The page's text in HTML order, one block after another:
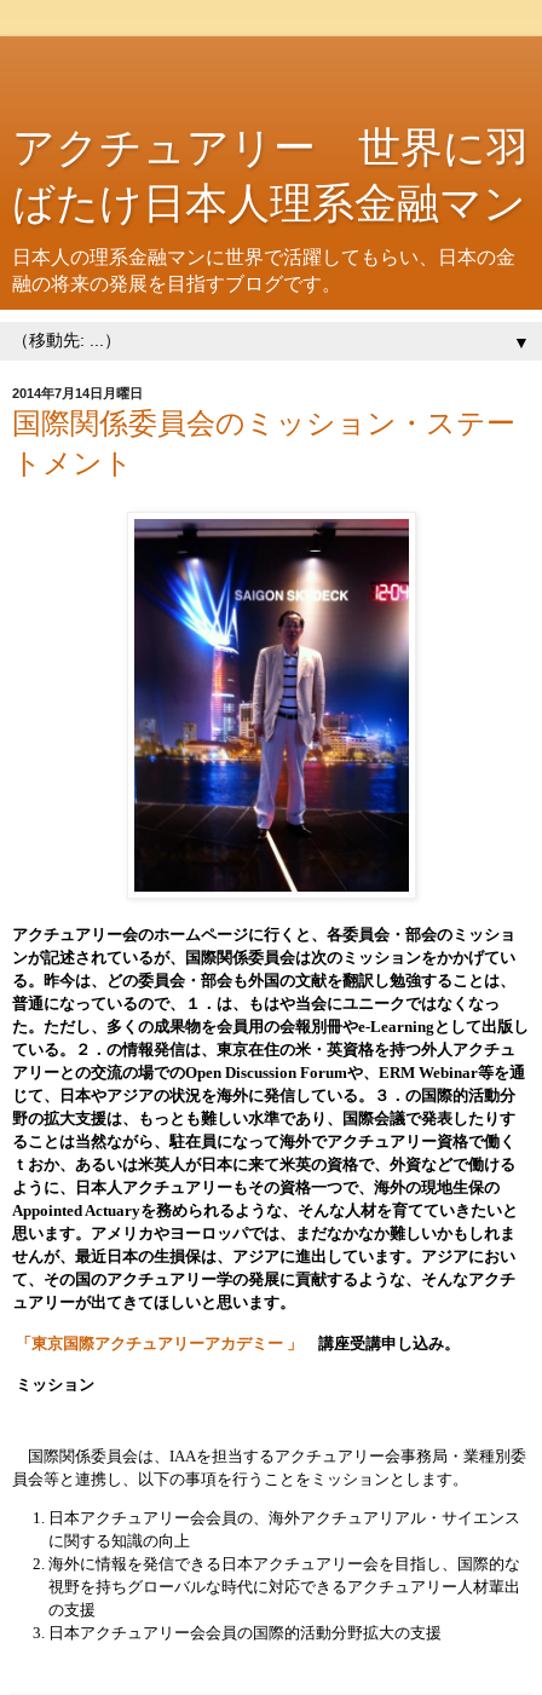
アクチュアリー 世界に羽
ばたけ日本人理系金融マン
日本人の理系金融マンに世界で活躍してもらい、日本の金
融の将来の発展を目指すブログです。
▼
2014年7月14日月曜日
国際関係委員会のミッション・ステー
トメント
アクチュアリー会のホームページに行くと、各委員会・部会のミッショ
ンが記述されているが、国際関係委員会は次のミッションをかかげてい
る。昨今は、どの委員会・部会も外国の文献を翻訳し勉強することは、
普通になっているので、１．は、もはや当会にユニークではなくなっ
た。ただし、多くの成果物を会員用の会報別冊やe-Learningとして出版し
ている。２．の情報発信は、東京在住の米・英資格を持つ外人アクチュ
アリーとの交流の場でのOpen Discussion Forumや、ERM Webinar等を通
じて、日本やアジアの状況を海外に発信している。３．の国際的活動分
野の拡大支援は、もっとも難しい水準であり、国際会議で発表したりす
ることは当然ながら、駐在員になって海外でアクチュアリー資格で働く
ｔおか、あるいは米英人が日本に来て米英の資格で、外資などで働ける
ように、日本人アクチュアリーもその資格一つで、海外の現地生保の
Appointed Actuaryを務められるような、そんな人材を育てていきたいと
思います。アメリカやヨーロッパでは、まだなかなか難しいかもしれま
せんが、最近日本の生損保は、アジアに進出しています。アジアにおい
て、その国のアクチュアリー学の発展に貢献するような、そんなアクチ
ュアリーが出てきてほしいと思います。
「東京国際アクチュアリーアカデミー 」 講座受講申し込み。
ミッション
国際関係委員会は、IAAを担当するアクチュアリー会事務局・業種別委
員会等と連携し、以下の事項を行うことをミッションとします。
日本アクチュアリー会会員の、海外アクチュアリアル・サイエンス
に関する知識の向上
海外に情報を発信できる日本アクチュアリー会を目指し、国際的な
視野を持ちグローバルな時代に対応できるアクチュアリー人材輩出
の支援
日本アクチュアリー会会員の国際的活動分野拡大の支援